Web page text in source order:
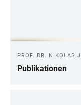
PROF. DR. NIKOLAS
Publikationen